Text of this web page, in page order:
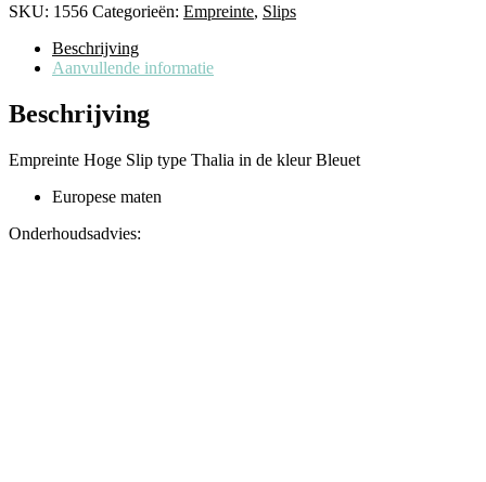
SKU: 1556 Categorieën: Empreinte, Slips
Beschrijving
Aanvullende informatie
Beschrijving
Empreinte Hoge Slip type Thalia in de kleur Bleuet
Europese maten
Onderhoudsadvies: